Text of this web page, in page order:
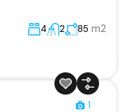
4 2 85 m2
1